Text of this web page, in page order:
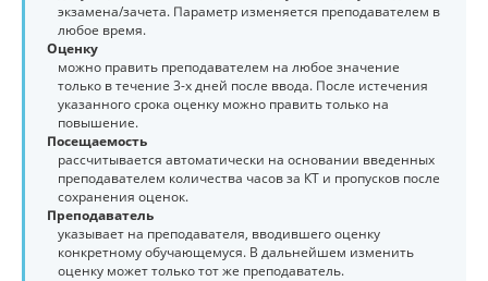
экзамена/зачета. Параметр изменяется преподавателем в
любое время.
Оценку
можно править преподавателем на любое значение
только в течение 3-х дней после ввода. После истечения
указанного срока оценку можно править только на
повышение.
Посещаемость
рассчитывается автоматически на основании введенных
преподавателем количества часов за КТ и пропусков после
сохранения оценок.
Преподаватель
указывает на преподавателя, вводившего оценку
конкретному обучающемуся. В дальнейшем изменить
оценку может только тот же преподаватель.